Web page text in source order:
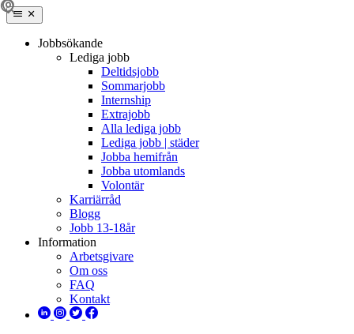
Jobbsökande
Lediga jobb
Deltidsjobb
Sommarjobb
Internship
Extrajobb
Alla lediga jobb
Lediga jobb | städer
Jobba hemifrån
Jobba utomlands
Volontär
Karriärråd
Blogg
Jobb 13-18år
Information
Arbetsgivare
Om oss
FAQ
Kontakt